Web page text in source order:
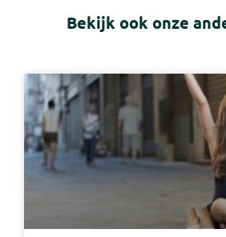
Bekijk ook onze